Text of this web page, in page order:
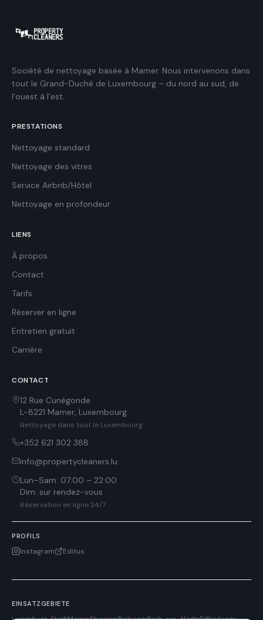
Société de nettoyage basée à Mamer. Nous intervenons dans
tout le Grand-Duché de Luxembourg – du nord au sud, de
l’ouest à l’est.
PRESTATIONS
Nettoyage standard
Nettoyage des vitres
Service Airbnb/Hôtel
Nettoyage en profondeur
LIENS
À propos
Contact
Tarifs
Réserver en ligne
Entretien gratuit
Carrière
CONTACT
12 Rue Cunégonde
L-8221 Mamer, Luxembourg
Nettoyage dans tout le Luxembourg
+352 621 302 388
info@propertycleaners.lu
Lun–Sam: 07:00 – 22:00
Dim: sur rendez-vous
Réservation en ligne 24/7
PROFILS
Instagram Editus
EINSATZGEBIETE